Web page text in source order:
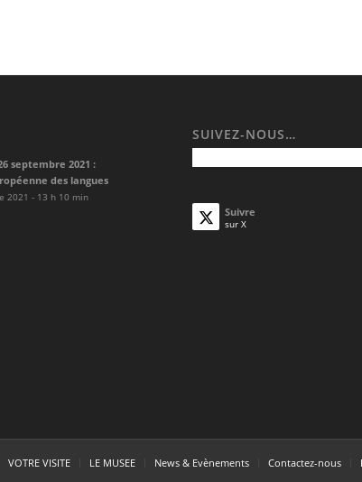
septembre 2021 :
des langues
2021 - 13 h 10 min
SUIVEZ-NOUS…
Suivre
sur X
VOTRE VISITE LE MUSEE News & Evènements Contactez-nous